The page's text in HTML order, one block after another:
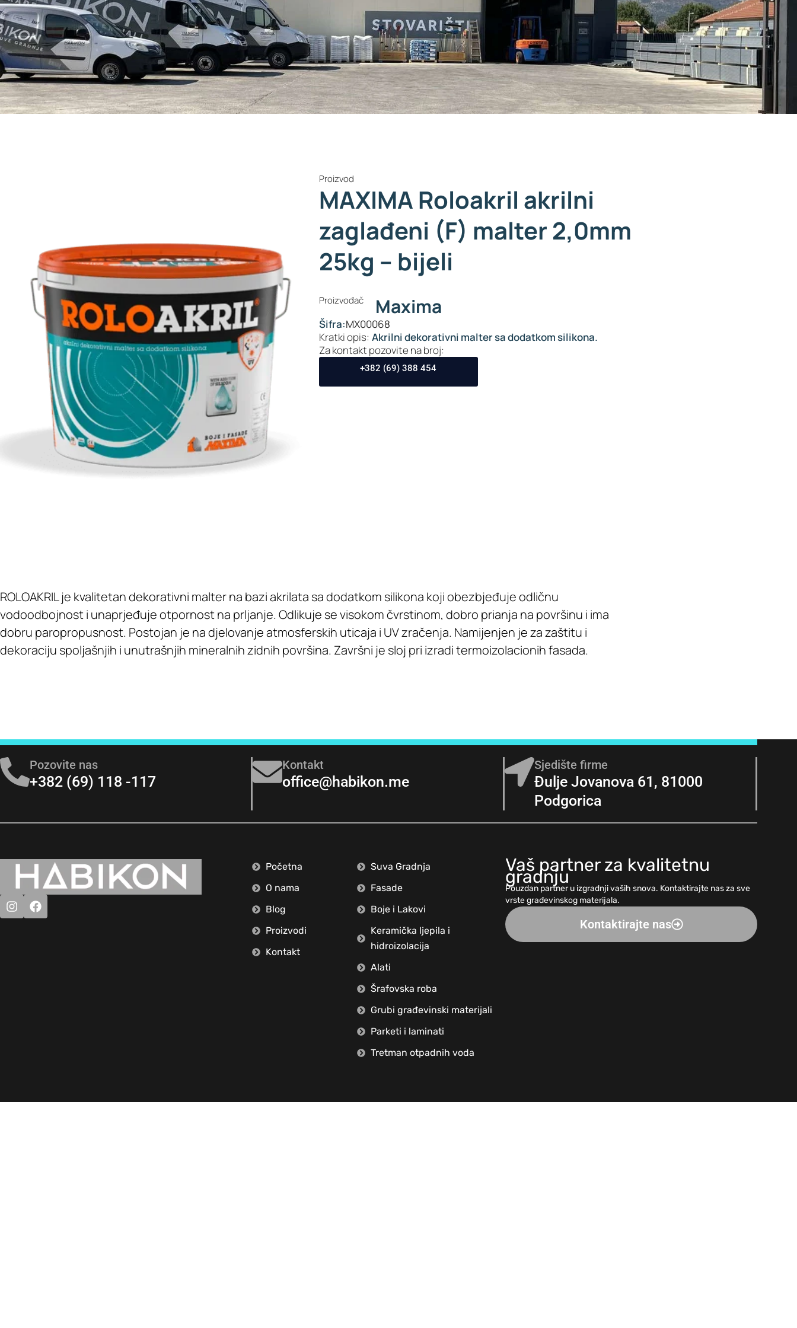
Proizvod
MAXIMA Roloakril akrilni
zaglađeni (F) malter 2,0mm
25kg – bijeli
Proizvođač Maxima
Šifra:MX00068
Kratki opis: Akrilni dekorativni malter sa dodatkom silikona.
Za kontakt pozovite na broj:
+382 (69) 388 454
ROLOAKRIL je kvalitetan dekorativni malter na bazi akrilata sa dodatkom silikona koji obezbjeđuje odličnu
vodoodbojnost i unaprjeđuje otpornost na prljanje. Odlikuje se visokom čvrstinom, dobro prianja na površinu i ima
dobru paropropusnost. Postojan je na djelovanje atmosferskih uticaja i UV zračenja. Namijenjen je za zaštitu i
dekoraciju spoljašnjih i unutrašnjih mineralnih zidnih površina. Završni je sloj pri izradi termoizolacionih fasada.
Pozovite nas
+382 (69) 118 -117
Kontakt
office@habikon.me
Sjedište firme
Đulje Jovanova 61, 81000
Podgorica
Početna
O nama
Blog
Proizvodi
Kontakt
Suva Gradnja
Fasade
Boje i Lakovi
Keramička ljepila i
hidroizolacija
Alati
Šrafovska roba
Grubi građevinski materijali
Parketi i laminati
Tretman otpadnih voda
Vaš partner za kvalitetnu
gradnju
Pouzdan partner u izgradnji vaših snova. Kontaktirajte nas za sve
vrste građevinskog materijala.
Kontaktirajte nas